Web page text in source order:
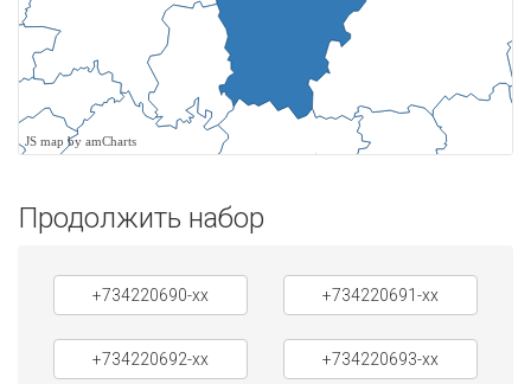
JS map by amCharts
Продолжить набор
+734220690-xx +734220691-xx
+734220692-xx +734220693-xx